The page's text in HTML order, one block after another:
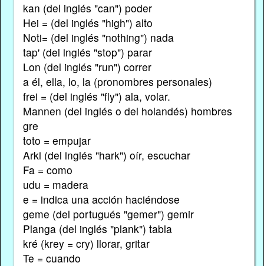
kan (del inglés "can") poder
Hei = (del inglés "high") alto
Noti= (del inglés "nothing") nada
tap' (del inglés "stop") parar
Lon (del inglés "run") correr
a él, ella, lo, la (pronombres personales)
frei = (del inglés "fly") ala, volar.
Mannen (del inglés o del holandés) hombres
gre
toto = empujar
Arki (del inglés "hark") oír, escuchar
Fa = como
udu = madera
e = indica una acción haciéndose
geme (del portugués "gemer") gemir
Planga (del inglés "plank") tabla
kré (krey = cry) llorar, gritar
Te = cuando